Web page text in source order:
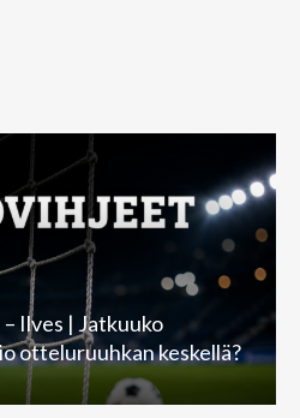
Ilves | Jatkuuko
otteluruuhkan keskellä?